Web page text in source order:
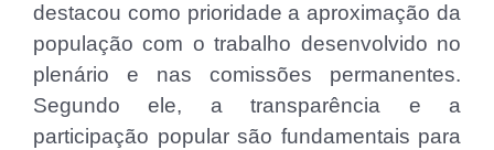
destacou como prioridade a aproximação da
população com o trabalho desenvolvido no
plenário e nas comissões permanentes.
Segundo ele, a transparência e a
participação popular são fundamentais para